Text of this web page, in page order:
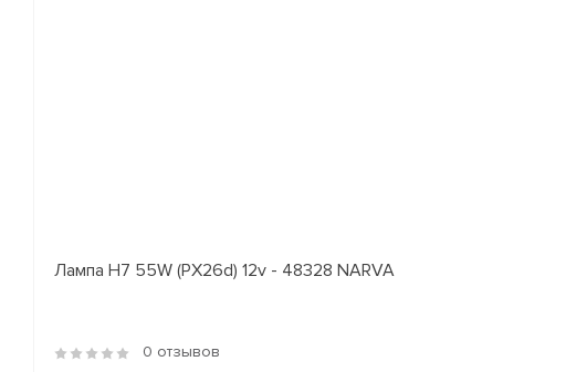
Лампа H7 55W (PX26d) 12v - 48328 NARVA
0 отзывов